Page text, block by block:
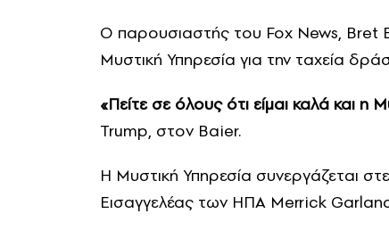
Ο παρουσιαστής του Fox News, Bret
Μυστική Υπηρεσία για την ταχεία
«Πείτε σε όλους ότι είμαι καλά και η
Trump, στον Baier.
Η Μυστική Υπηρεσία συνεργάζεται
Εισαγγελέας των ΗΠΑ Merrick Garland